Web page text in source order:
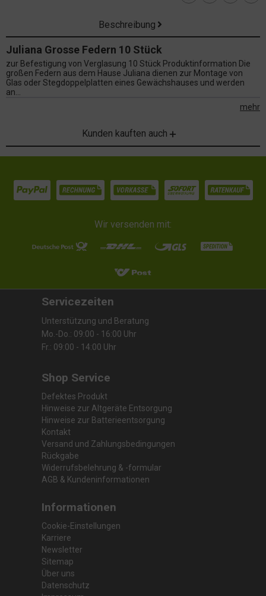
Beschreibung
Juliana Grosse Federn 10 Stück
zur Befestigung von Verglasung 10 Stück Produktinformation Die
großen Federn aus dem Hause Juliana dienen zur Montage von
Glas oder Stegdoppelplatten eines Gewächshauses und werden
an...
mehr
Kunden kauften auch
Wir versenden mit:
Servicezeiten
Unterstützung und Beratung
Mo.-Do.: 09:00 - 16:00 Uhr
Fr.: 09:00 - 14:00 Uhr
Shop Service
Defektes Produkt
Hinweise zur Altgeräte Entsorgung
Hinweise zur Batterieentsorgung
Kontakt
Versand und Zahlungsbedingungen
Rückgabe
Widerrufsbelehrung & -formular
AGB & Kundeninformationen
Informationen
Cookie-Einstellungen
Karriere
Newsletter
Sitemap
Über uns
Datenschutz